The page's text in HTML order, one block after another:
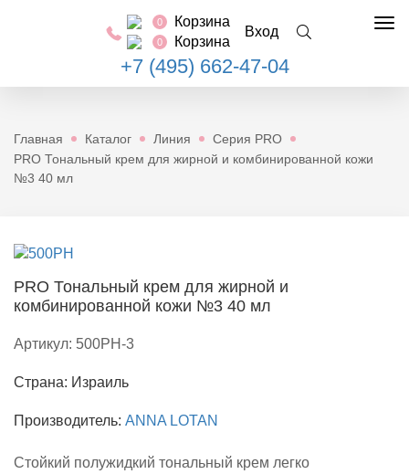
0 Корзина
0 Корзина
Вход
+7 (495) 662-47-04
Главная Каталог Линия
Серия PRO
PRO Тональный крем для жирной и комбинированной кожи
№3 40 мл
PRO Тональный крем для жирной и
комбинированной кожи №3 40 мл
Артикул: 500PH-3
Страна: Израиль
Производитель: ANNA LOTAN
Стойкий полужидкий тональный крем легко